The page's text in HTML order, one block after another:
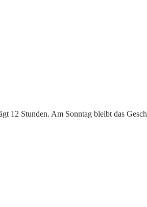
12 Stunden. Am Sonntag bleibt das